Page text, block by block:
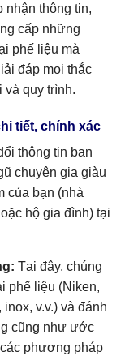
nhận thông tin,
cấp những
phế liệu mà
đáp mọi thắc
và quy trình.
tiết, chính xác
thông tin ban
chuyên gia giàu
của bạn (nhà
hộ gia đình) tại
Tại đây, chúng
phế liệu (Niken,
v.v.) và đánh
cũng như ước
phương pháp